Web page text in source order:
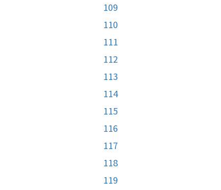
109
110
111
112
113
114
115
116
117
118
119